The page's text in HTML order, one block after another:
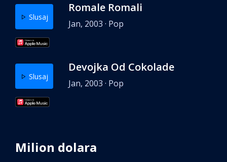
Slusaj
Romale Romali
Jan, 2003 · Pop
Slusaj
Devojka Od Cokolade
Jan, 2003 · Pop
Milion dolara